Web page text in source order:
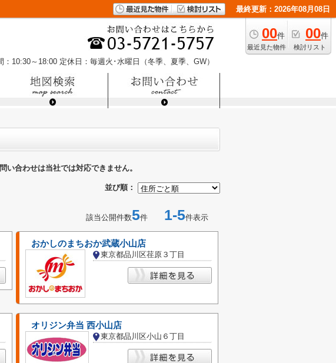
最終更新：2026年08月08日
00件
最近見た物件
00件
検討リスト
：10:30～18:00 定休日：毎週火･水曜日（冬季、夏季、GW）
合わせは当社では対応できません。
並び順：
該当公開件数5件 1-5件表示
おかしのまちおか武蔵小山店
東京都品川区荏原３丁目
オリジン弁当 西小山店
東京都品川区小山６丁目